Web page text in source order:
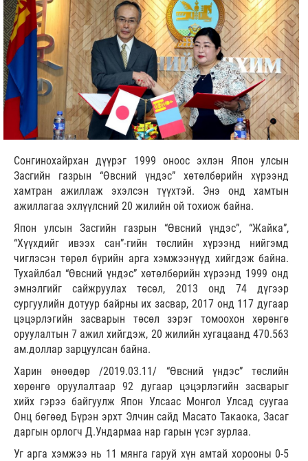
Сонгинохайрхан дүүрэг 1999 оноос эхлэн Япон улсын
Засгийн газрын “Өвсний үндэс” хөтөлбөрийн хүрээнд
хамтран ажиллаж эхэлсэн түүхтэй. Энэ онд хамтын
ажиллагаа эхлүүлсний 20 жилийн ой тохиож байна.
Япон улсын Засгийн газрын “Өвсний үндэс”, “Жайка”,
“Хүүхдийг ивээх сан”-гийн төслийн хүрээнд нийгэмд
чиглэсэн төрөл бүрийн арга хэмжээнүүд хийгдэж байна.
Тухайлбал “Өвсний үндэс” хөтөлбөрийн хүрээнд 1999 онд
эмнэлгийг сайжруулах төсөл, 2013 онд 74 дүгээр
сургуулийн дотуур байрны их засвар, 2017 онд 117 дугаар
цэцэрлэгийн засварын төсөл зэрэг томоохон хөрөнгө
оруулалтын 7 ажил хийгдэж, 20 жилийн хугацаанд 470.563
ам.доллар зарцуулсан байна.
Харин өнөөдөр /2019.03.11/ “Өвсний үндэс” төслийн
хөрөнгө оруулалтаар 92 дугаар цэцэрлэгийн засварыг
хийх гэрээ байгуулж Япон Улсаас Монгол Улсад суугаа
Онц бөгөөд Бүрэн эрхт Элчин сайд Масато Такаока, Засаг
даргын орлогч Д.Ундармаа нар гарын үсэг зурлаа.
Уг арга хэмжээ нь 11 мянга гаруй хүн амтай хорооны 0-5